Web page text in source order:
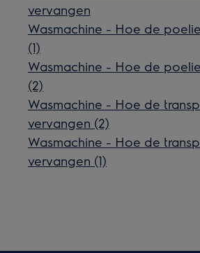
vervangen
Wasmachine - Hoe de
(1)
Wasmachine - Hoe de
(2)
Wasmachine - Hoe de
vervangen (2)
Wasmachine - Hoe de
vervangen (1)